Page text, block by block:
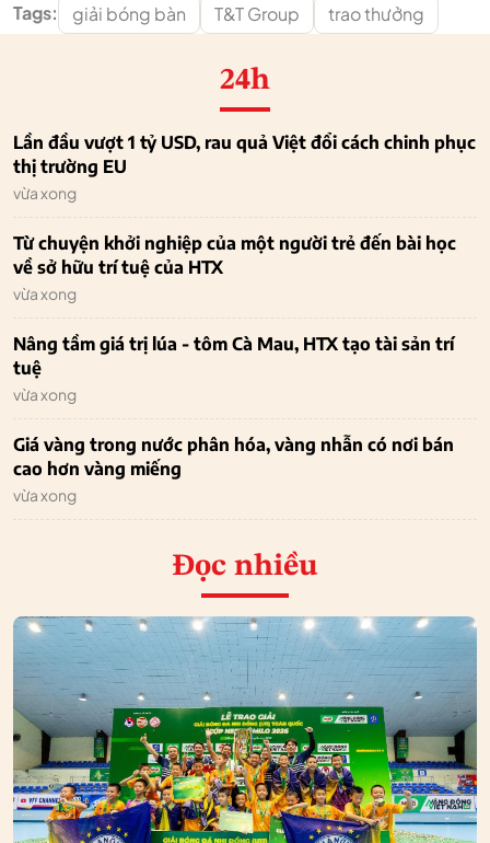
Tags: giải bóng bàn T&T Group trao thưởng
24h
Lần đầu vượt 1 tỷ USD, rau quả Việt đổi cách chinh phục
thị trường EU
vừa xong
Từ chuyện khởi nghiệp của một người trẻ đến bài học
về sở hữu trí tuệ của HTX
vừa xong
Nâng tầm giá trị lúa - tôm Cà Mau, HTX tạo tài sản trí
tuệ
vừa xong
Giá vàng trong nước phân hóa, vàng nhẫn có nơi bán
cao hơn vàng miếng
vừa xong
Đọc nhiều